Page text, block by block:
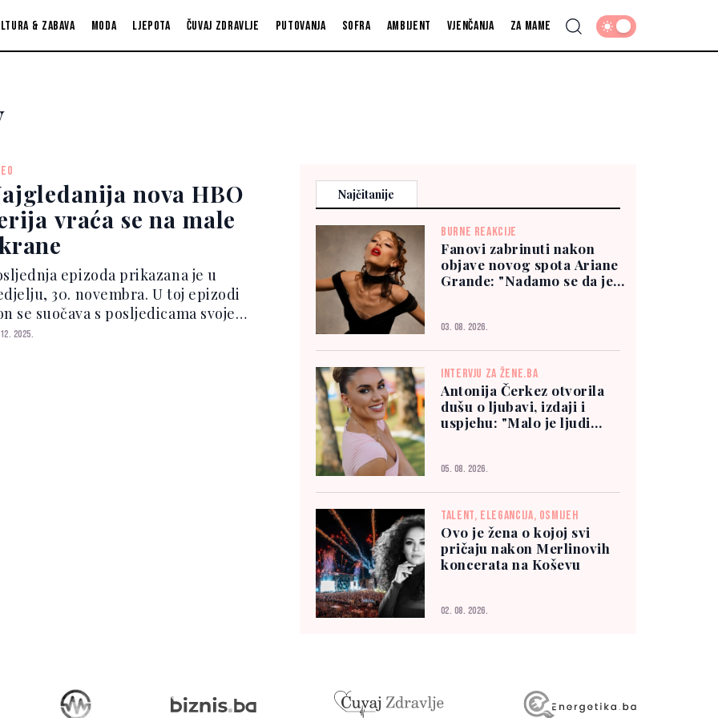
& zabava Moda Ljepota Čuvaj zdravlje Putovanja Sofra Ambijent Vjenčanja Za mame
nova HBO
vraća se na male
epizoda prikazana je u
30. novembra. U toj epizodi
se suočava s posljedicama svoje
Serija prati Rona Trospera (Tim
2025.
Najčitanije
BURNE REAKCIJE
Fanovi zabrinuti nakon
objave novog spota Ariane
Grande: "Nadamo se da je
03. 08. 2026.
INTERVJU ZA ŽENE.BA
Antonija Čerkez otvorila
dušu o ljubavi, izdaji i
uspjehu: "Malo je ljudi
05. 08. 2026.
TALENT, ELEGANCIJA, OSMIJEH
Ovo je žena o kojoj svi
pričaju nakon Merlinovih
koncerata na Koševu
02. 08. 2026.